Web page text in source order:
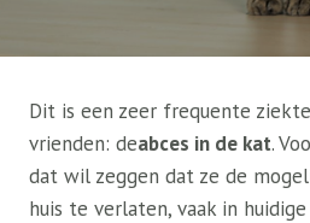
Dit is een zeer frequente
vrienden: deabces in de kat.
dat wil zeggen dat ze de
huis te verlaten, vaak in